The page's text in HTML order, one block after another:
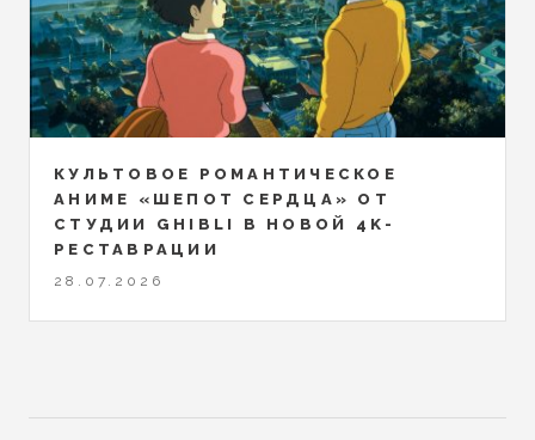
КУЛЬТОВОЕ РОМАНТИЧЕСКОЕ
АНИМЕ «ШЕПОТ СЕРДЦА» ОТ
СТУДИИ GHIBLI В НОВОЙ 4K-
РЕСТАВРАЦИИ
28.07.2026